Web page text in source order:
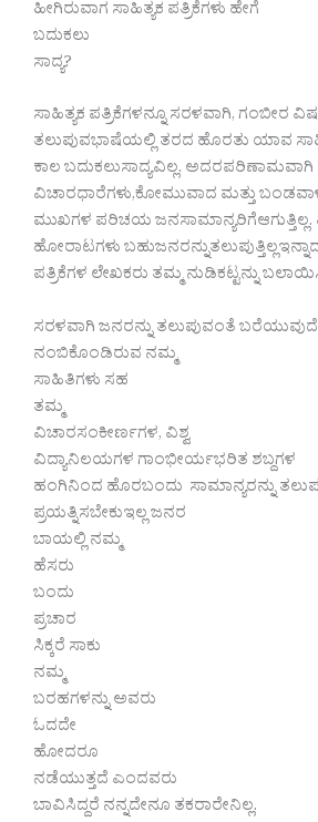
ಹೀಗಿರುವಾಗ ಸಾಹಿತ್ಯಕ ಪತ್ರಿಕೆಗಳು ಹೇಗೆ
ಬದುಕಲು
ಸಾದ್ಯ?
ಸಾಹಿತ್ಯಕ ಪತ್ರಿಕೆಗಳನ್ನೂ ಸರಳವಾಗಿ, ಗಂಬೀರ
ತಲುಪುವಭಾಷೆಯಲ್ಲಿ ತರದ ಹೊರತು ಯಾವ
ಕಾಲ ಬದುಕಲುಸಾದ್ಯವಿಲ್ಲ. ಅದರಪರಿಣಾಮವಾಗಿ
ವಿಚಾರಧಾರೆಗಳು,ಕೋಮುವಾದ ಮತ್ತು
ಮುಖಗಳ ಪರಿಚಯ
ಹೋರಾಟಗಳು
ಪತ್ರಿಕೆಗಳ ಲೇಖಕರು ತಮ್ಮ ನುಡಿಕಟ್ಟನ್ನು
ಸರಳವಾಗಿ ಜನರನ್ನು ತಲುಪುವಂತೆ
ನಂಬಿಕೊಂಡಿರುವ ನಮ್ಮ
ಸಾಹಿತಿಗಳು ಸಹ
ತಮ್ಮ
ವಿಚಾರಸಂಕೀರ್ಣಗಳ, ವಿಶ್ವ
ವಿದ್ಯಾನಿಲಯಗಳ ಗಾಂಭೀರ್ಯಭರಿತ ಶಬ್ದಗಳ
ಹಂಗಿನಿಂದ ಹೊರಬಂದು ಸಾಮಾನ್ಯರನ್ನು
ಪ್ರಯತ್ನಿಸಬೇಕುಇಲ್ಲ ಜನರ
ಬಾಯಲ್ಲಿ ನಮ್ಮ
ಹೆಸರು
ಬಂದು
ಪ್ರಚಾರ
ಸಿಕ್ಕರೆ ಸಾಕು
ನಮ್ಮ
ಬರಹಗಳನ್ನು ಅವರು
ಓದದೇ
ಹೋದರೂ
ನಡೆಯುತ್ತದೆ ಎಂದವರು
ಬಾವಿಸಿದ್ದರೆ ನನ್ನದೇನೂ ತಕರಾರೇನಿಲ್ಲ.